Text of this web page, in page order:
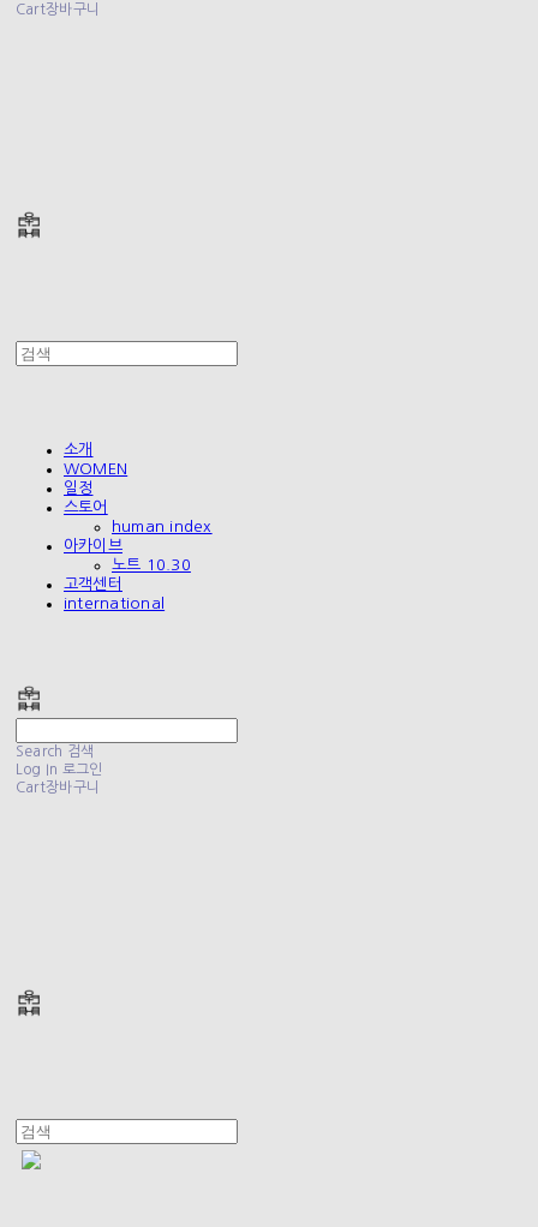
Cart장바구니
소개
WOMEN
일정
스토어
human index
아카이브
노트 10.30
고객센터
international
Search 검색
Log In 로그인
Cart장바구니